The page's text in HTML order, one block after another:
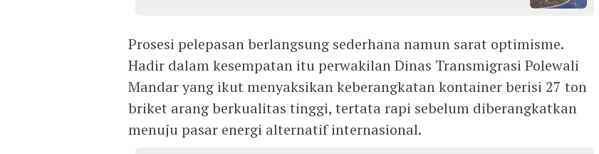
Prosesi pelepasan berlangsung sederhana namun sarat optimisme.
Hadir dalam kesempatan itu perwakilan Dinas Transmigrasi Polewali
Mandar yang ikut menyaksikan keberangkatan kontainer berisi 27 ton
briket arang berkualitas tinggi, tertata rapi sebelum diberangkatkan
menuju pasar energi alternatif internasional.